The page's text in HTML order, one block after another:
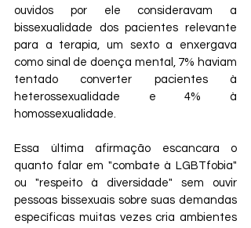
ouvidos por ele consideravam a
bissexualidade dos pacientes relevante
para a terapia, um sexto a enxergava
como sinal de doença mental, 7% haviam
tentado converter pacientes à
heterossexualidade e 4% à
homossexualidade.
Essa última afirmação escancara o
quanto falar em "combate à LGBTfobia"
ou "respeito à diversidade" sem ouvir
pessoas bissexuais sobre suas demandas
específicas muitas vezes cria ambientes